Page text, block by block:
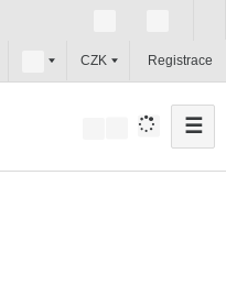
c
z
CZK Registrace
☰